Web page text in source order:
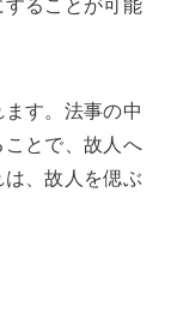
ることが可能
ます。法事の中
とで、故人へ
、故人を偲ぶ